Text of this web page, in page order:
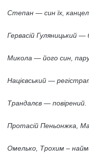
Степан — син їх,
Гервасій Гуляницький
Микола — його син,
Націєвський —
Трандалєв — повірений.
Протасій Пеньонжка,
Омелько, Трохим –